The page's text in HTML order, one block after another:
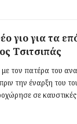
γιο για τα
Τσιτσιπάς
τον πατέρα του
την έναρξη του
σε